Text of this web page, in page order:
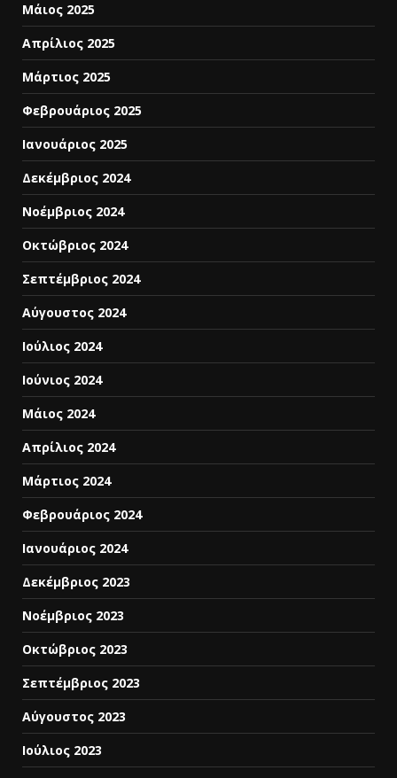
Μάιος 2025
Απρίλιος 2025
Μάρτιος 2025
Φεβρουάριος 2025
Ιανουάριος 2025
Δεκέμβριος 2024
Νοέμβριος 2024
Οκτώβριος 2024
Σεπτέμβριος 2024
Αύγουστος 2024
Ιούλιος 2024
Ιούνιος 2024
Μάιος 2024
Απρίλιος 2024
Μάρτιος 2024
Φεβρουάριος 2024
Ιανουάριος 2024
Δεκέμβριος 2023
Νοέμβριος 2023
Οκτώβριος 2023
Σεπτέμβριος 2023
Αύγουστος 2023
Ιούλιος 2023